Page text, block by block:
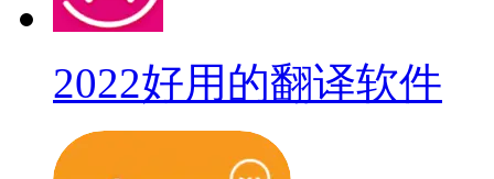
2022好用的翻译软件